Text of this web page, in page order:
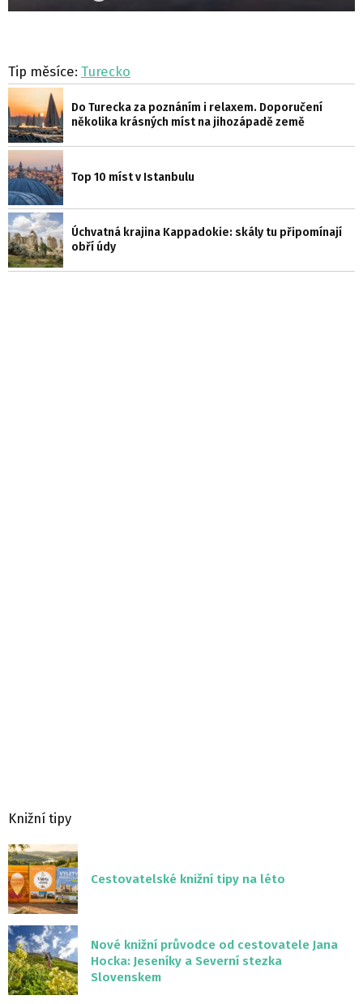
Tip měsíce: Turecko
Do Turecka za poznáním i relaxem. Doporučení
několika krásných míst na jihozápadě země
Top 10 míst v Istanbulu
Úchvatná krajina Kappadokie: skály tu připomínají
obří údy
Knižní tipy
Cestovatelské knižní tipy na léto
Nové knižní průvodce od cestovatele Jana
Hocka: Jeseníky a Severní stezka
Slovenskem